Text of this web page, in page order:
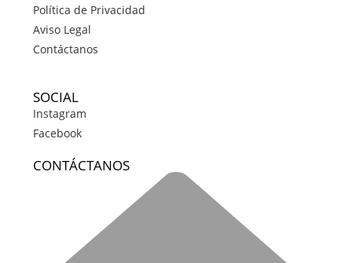
Política de Privacidad
Aviso Legal
Contáctanos
SOCIAL
Instagram
Facebook
CONTÁCTANOS